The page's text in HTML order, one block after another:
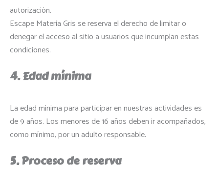
autorización.
Escape Materia Gris se reserva el derecho de limitar o
denegar el acceso al sitio a usuarios que incumplan estas
condiciones.
4. Edad mínima
La edad mínima para participar en nuestras actividades es
de 9 años. Los menores de 16 años deben ir acompañados,
como mínimo, por un adulto responsable.
5. Proceso de reserva